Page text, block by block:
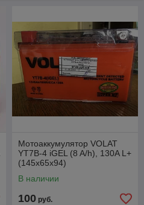
Мотоаккумулятор VOLAT
YT7B-4 iGEL (8 A/h), 130A L+
(145x65x94)
В наличии
100 руб.